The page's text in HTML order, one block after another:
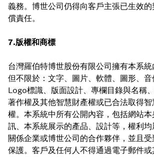
義務。博世公司仍得向客戶主張已生效
償責任。
7.版權和商標
台灣羅伯特博世股份有限公司擁有本系
但不限於：文字、圖片、軟體、圖形、音
Logo標識、版面設計、專欄目錄與名稱
著作權及其他智慧財產權或已合法取得
權。本系統中所有公開內容，包括網站
訊、本系統展示的產品、設計等，權利
關係企業或博世公司的合作夥伴，並且
保護。客戶及任何人不得通過電子郵件